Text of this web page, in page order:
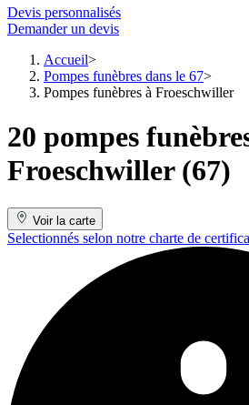
Devis personnalisés
Demander un devis
Accueil
Pompes funèbres dans le 67
Pompes funèbres à Froeschwiller
20 pompes
Froeschwiller (67)
Voir la carte
Selectionnés selon notre charte de